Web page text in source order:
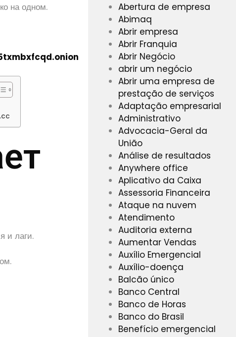
на одном.
и лаги.
Abertura de empresa
Abimaq
Abrir empresa
Abrir Franquia
Abrir Negócio
abrir um negócio
Abrir uma empresa de
prestação de serviços
Adaptação empresarial
Administrativo
Advocacia-Geral da
União
Análise de resultados
Anywhere office
Aplicativo da Caixa
Assessoria Financeira
Ataque na nuvem
Atendimento
Auditoria externa
Aumentar Vendas
Auxílio Emergencial
Auxílio-doença
Balcão único
Banco Central
Banco de Horas
Banco do Brasil
Benefício emergencial